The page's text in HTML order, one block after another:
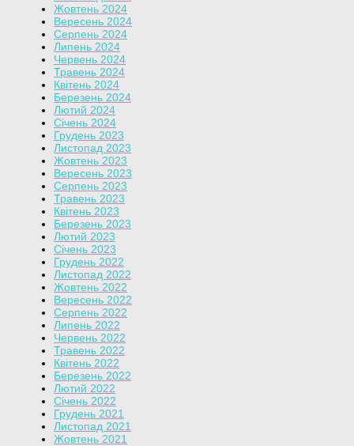
Жовтень 2024
Вересень 2024
Серпень 2024
Липень 2024
Червень 2024
Травень 2024
Квітень 2024
Березень 2024
Лютий 2024
Січень 2024
Грудень 2023
Листопад 2023
Жовтень 2023
Вересень 2023
Серпень 2023
Травень 2023
Квітень 2023
Березень 2023
Лютий 2023
Січень 2023
Грудень 2022
Листопад 2022
Жовтень 2022
Вересень 2022
Серпень 2022
Липень 2022
Червень 2022
Травень 2022
Квітень 2022
Березень 2022
Лютий 2022
Січень 2022
Грудень 2021
Листопад 2021
Жовтень 2021